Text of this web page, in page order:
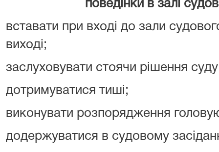
поведінки в залі
вставати при вході до зали
виході;
заслуховувати стоячи рішення
дотримуватися тиші;
виконувати розпорядження
додержуватися в судовому